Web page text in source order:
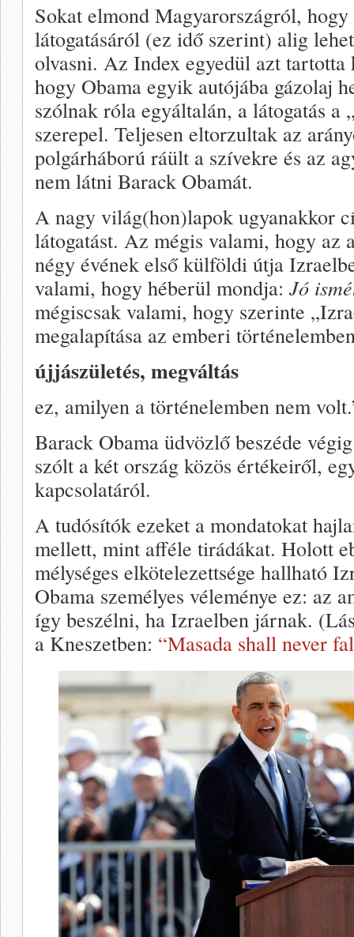
Sokat elmond Magyarországról,
látogatásáról (ez idő szerint) alig
olvasni. Az Index egyedül azt
hogy Obama egyik autójába gázolaj
szólnak róla egyáltalán, a látogatás
szerepel. Teljesen eltorzultak az
polgárháború ráült a szívekre és az
nem látni Barack Obamát.
A nagy világ(hon)lapok ugyanakkor
látogatást. Az mégis valami, hogy az
négy évének első külföldi útja
valami, hogy héberül mondja: Jó
mégiscsak valami, hogy szerinte
megalapítása az emberi
újjászületés, megváltás
ez, amilyen a történelemben nem
Barack Obama üdvözlő beszéde
szólt a két ország közös értékeiről,
kapcsolatáról.
A tudósítók ezeket a mondatokat
mellett, mint afféle tirádákat. Holott
mélységes elkötelezettsége hallható
Obama személyes véleménye ez: az
így beszélni, ha Izraelben járnak.
a Kneszetben: “Masada shall never